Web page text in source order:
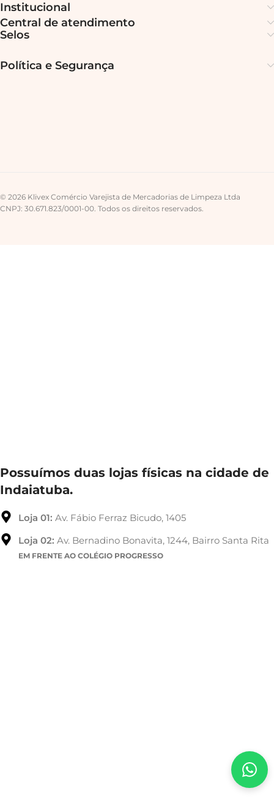
Institucional
Central de atendimento
Selos
Política e Segurança
© 2026 Klivex Comércio Varejista de Mercadorias de Limpeza Ltda
CNPJ: 30.671.823/0001-00. Todos os direitos reservados.
Possuímos duas lojas físicas na cidade de
Indaiatuba.
Loja 01: Av. Fábio Ferraz Bicudo, 1405
Loja 02: Av. Bernadino Bonavita, 1244, Bairro Santa Rita
EM FRENTE AO COLÉGIO PROGRESSO